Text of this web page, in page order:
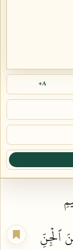
A+
ٱلۡجِنِّ